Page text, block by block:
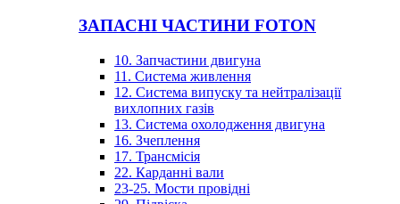
ЗАПАСНІ ЧАСТИНИ FOTON
10. Запчастини двигуна
11. Система живлення
12. Система випуску та нейтралізації
вихлопних газів
13. Система охолодження двигуна
16. Зчеплення
17. Трансмісія
22. Карданні вали
23-25. Мости провідні